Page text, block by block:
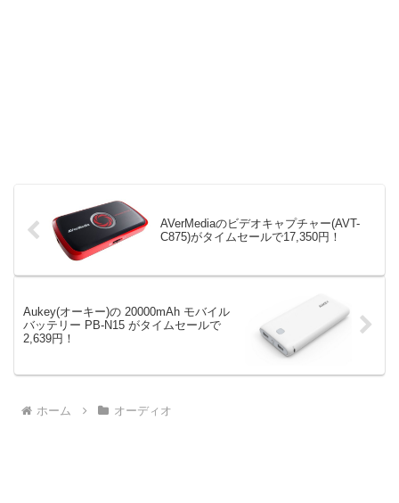
AVerMediaのビデオキャプチャー(AVT-
C875)がタイムセールで17,350円！
Aukey(オーキー)の 20000mAh モバイル
バッテリー PB-N15 がタイムセールで
2,639円！
ホーム オーディオ